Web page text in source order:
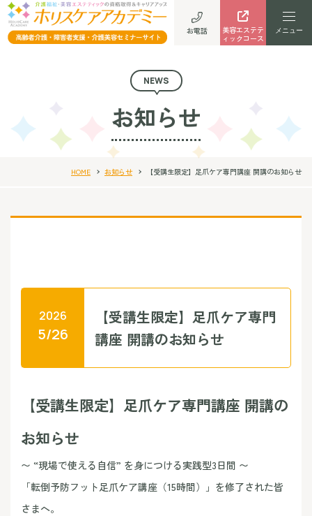
お電話
美容エステテ
ィックコース
NEWS
お知らせ
HOME お知らせ 【受講生限定】足爪ケア専門講座 開講のお知らせ
2026
5/26
【受講生限定】足爪ケア専門
講座 開講のお知らせ
【受講生限定】足爪ケア専門講座 開講の
お知らせ
〜 “現場で使える自信” を身につける実践型3日間 〜
「転倒予防フット足爪ケア講座（15時間）」を修了された皆
さまへ。